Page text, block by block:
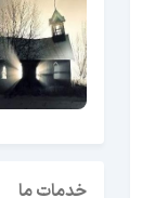
خدمات ما